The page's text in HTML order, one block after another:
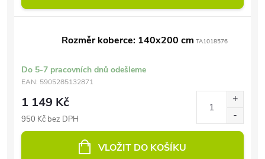
Rozměr koberce: 140x200 cm TA1018576
Do 5-7 pracovních dnů odešleme
EAN: 5905285132871
1 149 Kč
950 Kč bez DPH
VLOŽIT DO KOŠÍKU